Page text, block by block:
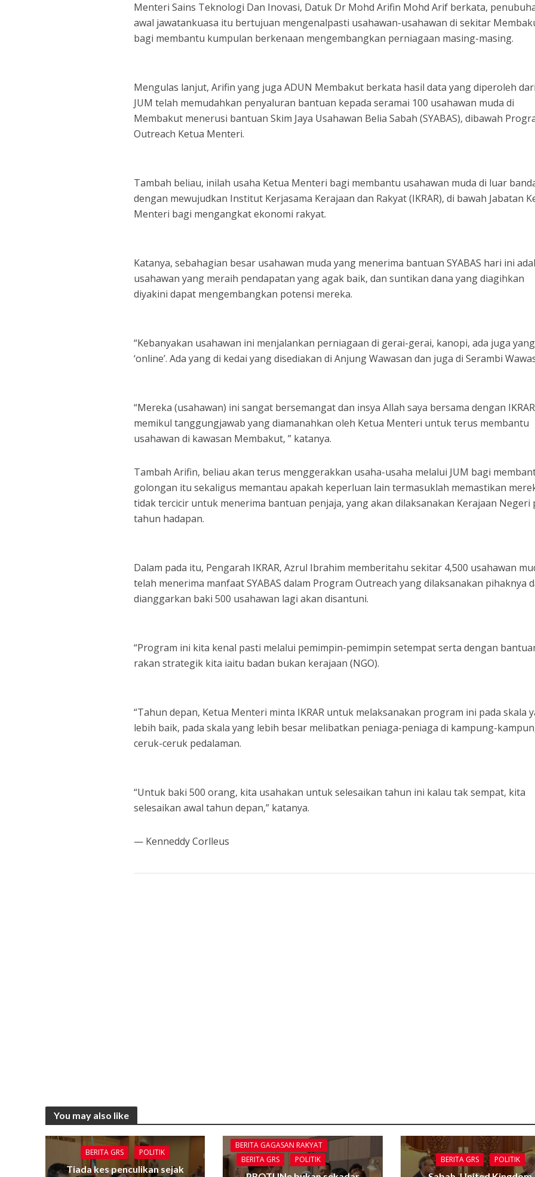
Menteri Sains Teknologi Dan Inovasi, Datuk Dr Mohd Arifin Mohd Arif berkata,
awal jawatankuasa itu bertujuan mengenalpasti usahawan-usahawan di sekitar
bagi membantu kumpulan berkenaan mengembangkan perniagaan masing-masing.
Mengulas lanjut, Arifin yang juga ADUN Membakut berkata hasil data yang diperoleh
JUM telah memudahkan penyaluran bantuan kepada seramai 100 usahawan muda di
Membakut menerusi bantuan Skim Jaya Usahawan Belia Sabah (SYABAS), dibawah
Outreach Ketua Menteri.
Tambah beliau, inilah usaha Ketua Menteri bagi membantu usahawan muda di luar
dengan mewujudkan Institut Kerjasama Kerajaan dan Rakyat (IKRAR), di bawah Jabatan
Menteri bagi mengangkat ekonomi rakyat.
Katanya, sebahagian besar usahawan muda yang menerima bantuan SYABAS hari ini
usahawan yang meraih pendapatan yang agak baik, dan suntikan dana yang diagihkan
diyakini dapat mengembangkan potensi mereka.
“Kebanyakan usahawan ini menjalankan perniagaan di gerai-gerai, kanopi, ada juga yang
‘online’. Ada yang di kedai yang disediakan di Anjung Wawasan dan juga di Serambi
“Mereka (usahawan) ini sangat bersemangat dan insya Allah saya bersama dengan
memikul tanggungjawab yang diamanahkan oleh Ketua Menteri untuk terus membantu
usahawan di kawasan Membakut, ” katanya.
Tambah Arifin, beliau akan terus menggerakkan usaha-usaha melalui JUM bagi
golongan itu sekaligus memantau apakah keperluan lain termasuklah memastikan
tidak tercicir untuk menerima bantuan penjaja, yang akan dilaksanakan Kerajaan Negeri
tahun hadapan.
Dalam pada itu, Pengarah IKRAR, Azrul Ibrahim memberitahu sekitar 4,500 usahawan
telah menerima manfaat SYABAS dalam Program Outreach yang dilaksanakan pihaknya
dianggarkan baki 500 usahawan lagi akan disantuni.
“Program ini kita kenal pasti melalui pemimpin-pemimpin setempat serta dengan
rakan strategik kita iaitu badan bukan kerajaan (NGO).
“Tahun depan, Ketua Menteri minta IKRAR untuk melaksanakan program ini pada skala
lebih baik, pada skala yang lebih besar melibatkan peniaga-peniaga di kampung-
ceruk-ceruk pedalaman.
“Untuk baki 500 orang, kita usahakan untuk selesaikan tahun ini kalau tak sempat, kita
selesaikan awal tahun depan,” katanya.
— Kenneddy Corlleus
You may also like
BERITA GRS POLITIK
Tiada kes penculikan sejak
BERITA GAGASAN RAKYAT
BERITA GRS
POLITIK BERITA GRS POLITIK